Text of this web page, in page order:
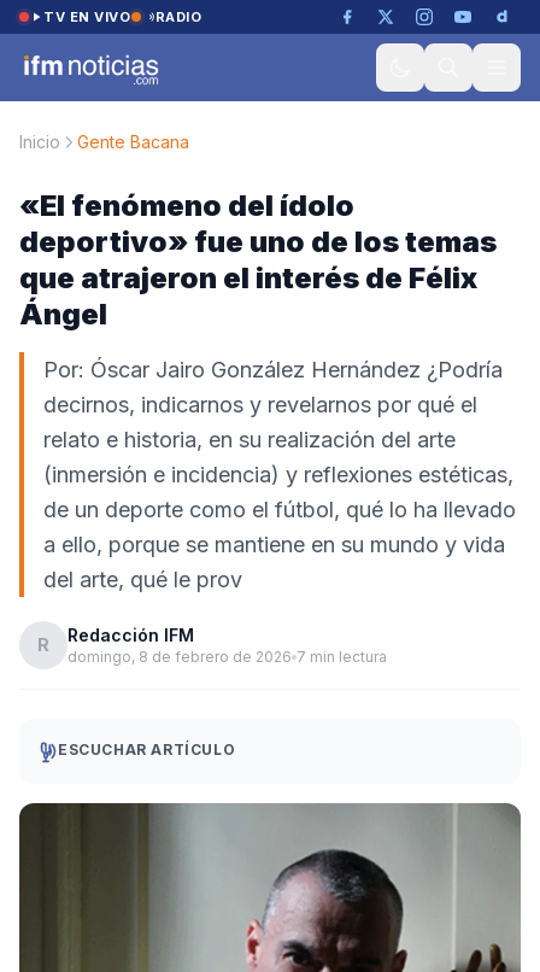
Saltar al contenido
TV EN VIVO RADIO
Inicio Gente Bacana
«El fenómeno del ídolo
deportivo» fue uno de los temas
que atrajeron el interés de Félix
Ángel
Por: Óscar Jairo González Hernández ¿Podría
decirnos, indicarnos y revelarnos por qué el
relato e historia, en su realización del arte
(inmersión e incidencia) y reflexiones estéticas,
de un deporte como el fútbol, qué lo ha llevado
a ello, porque se mantiene en su mundo y vida
del arte, qué le prov
R Redacción IFM
domingo, 8 de febrero de 2026 7 min lectura
ESCUCHAR ARTÍCULO